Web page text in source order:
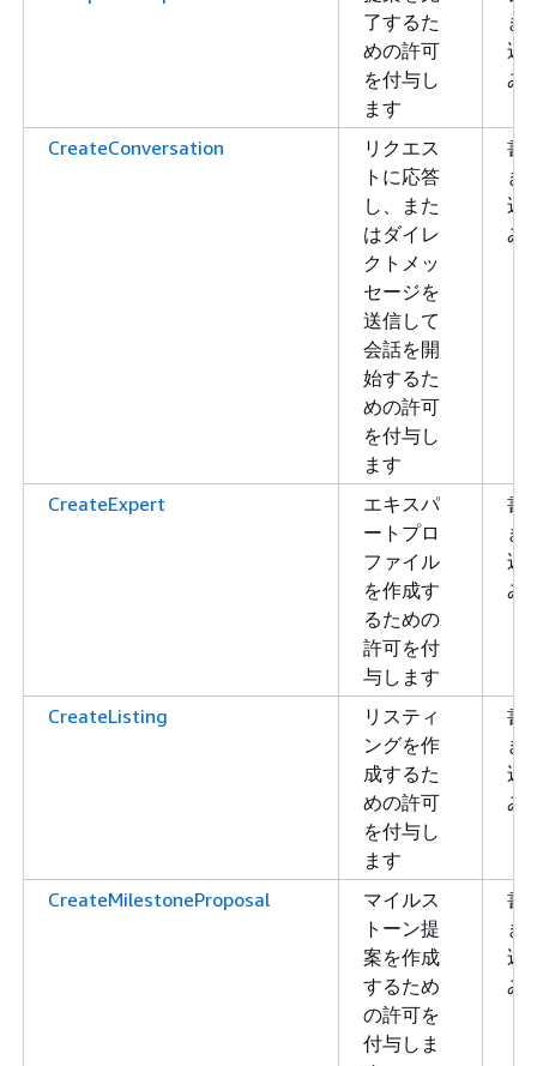
了するた
めの許可
を付与し
ます
き
込
み
CreateConversation
リクエス
トに応答
し、また
はダイレ
クトメッ
セージを
送信して
会話を開
始するた
めの許可
を付与し
ます
書
き
込
み
CreateExpert
エキスパ
ートプロ
ファイル
を作成す
るための
許可を付
与します
書
き
込
み
CreateListing
リスティ
ングを作
成するた
めの許可
を付与し
ます
書
き
込
み
CreateMilestoneProposal
マイルス
トーン提
案を作成
するため
の許可を
付与しま
書
き
込
み